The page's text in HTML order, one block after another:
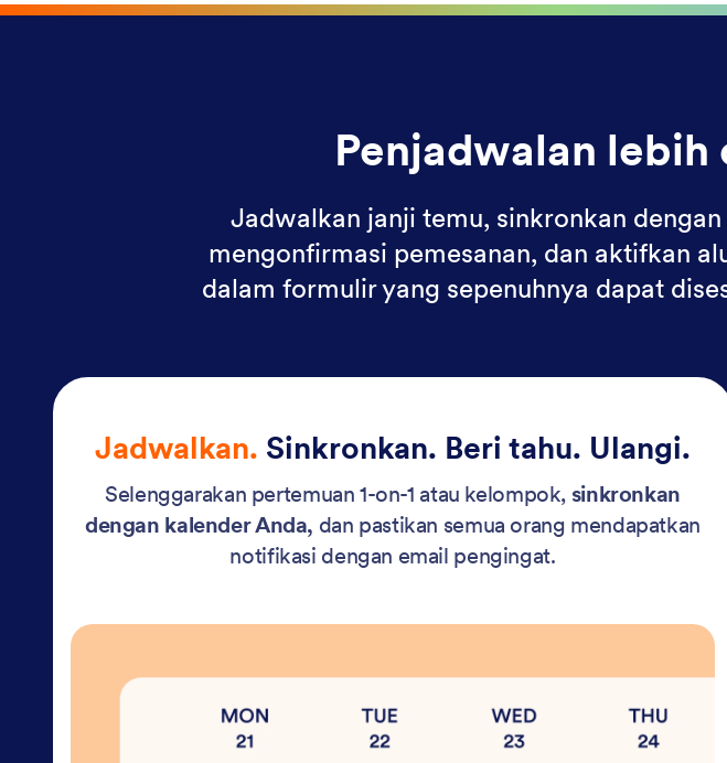
Penjadwalan
Jadwalkan janji temu, sinkronkan
mengonfirmasi pemesanan, dan aktifkan
dalam formulir yang sepenuhnya dapat
Jadwalkan. Sinkronkan. Beri tahu. Ulangi.
Selenggarakan pertemuan 1-on-1 atau kelompok, sinkronkan
dengan kalender Anda, dan pastikan semua orang mendapatkan
notifikasi dengan email pengingat.